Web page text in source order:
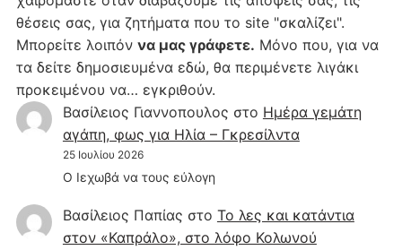
θέσεις σας, για ζητήματα που το site "σκαλίζει".
Μπορείτε λοιπόν να μας γράφετε. Μόνο που, για να
τα δείτε δημοσιευμένα εδώ, θα περιμένετε λιγάκι
προκειμένου να… εγκριθούν.
Βασίλειος Γιαννοπουλος στο Hμέρα γεμάτη
αγάπη, φως για Ηλία – Γκρεσίλντα
25 Ιουλίου 2026
Ο Ιεχωβά να τους εύλογη
Βασίλειος Παπίας στο Το λες και κατάντια
στον «Καπράλο», στο λόφο Κολωνού